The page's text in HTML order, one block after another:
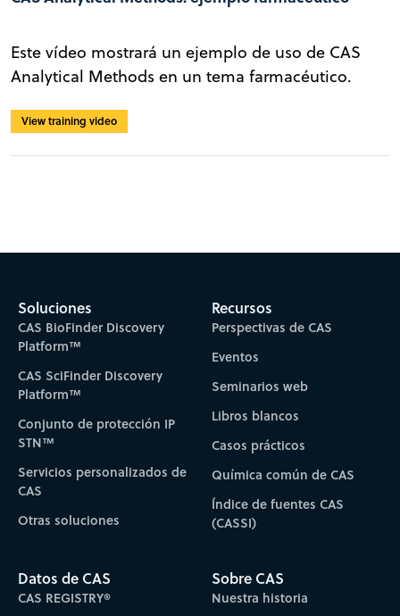
Este vídeo mostrará un ejemplo de uso de CAS
Analytical Methods en un tema farmacéutico.
View training video
Soluciones
CAS BioFinder Discovery
Platform™
CAS SciFinder Discovery
Platform™
Conjunto de protección IP
STN™
Servicios personalizados de
CAS
Otras soluciones
Recursos
Perspectivas de CAS
Eventos
Seminarios web
Libros blancos
Casos prácticos
Química común de CAS
Índice de fuentes CAS
(CASSI)
Datos de CAS
CAS REGISTRY®
Sobre CAS
Nuestra historia